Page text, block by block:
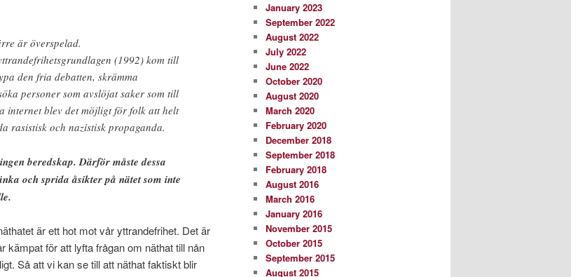
är överspelad.
(1992) kom till
den fria debatten, skrämma
personer som avslöjat saker som till
internet blev det möjligt för folk att helt
rasistisk och nazistisk propaganda.
beredskap. Därför måste dessa
och sprida åsikter på nätet som inte
är ett hot mot vår yttrandefrihet. Det är
kämpat för att lyfta frågan om näthat till nån
Så att vi kan se till att näthat faktiskt blir
January 2023
September 2022
August 2022
July 2022
June 2022
October 2020
August 2020
March 2020
February 2020
December 2018
September 2018
February 2018
August 2016
March 2016
January 2016
November 2015
October 2015
September 2015
August 2015